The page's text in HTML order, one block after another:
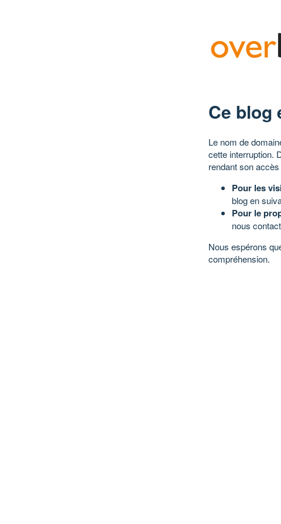
Ce blog
Le nom de
cette interruption.
rendant son
Pour les
blog en
Pour le
nous
Nous espérons
compréhension.